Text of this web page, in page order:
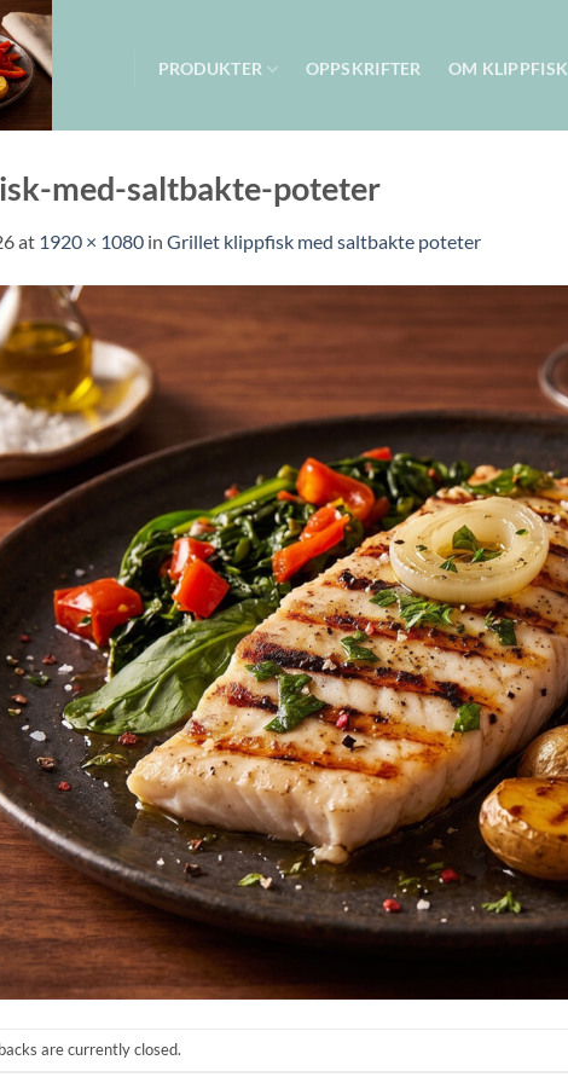
PRODUKTER OPPSKRIFTER OM KLIPPFISK
med-saltbakte-poteter
at 1920 × 1080 in Grillet klippfisk med saltbakte poteter
are currently closed.